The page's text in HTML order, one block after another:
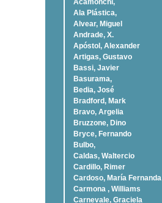
Acamonchi,
Ala Plástica,
Alvear, Miguel
Andrade, X.
Apóstol, Alexander
Artigas, Gustavo
Bassi, Javier
Basurama,
Bedia, José
Bradford, Mark
Bravo, Argelia
Bruzzone, Dino
Bryce, Fernando
Bulbo,
Caldas, Waltercio
Cardillo, Rimer
Cardoso, Marí­a Fernanda
Carmona , Williams
Carnevale, Graciela